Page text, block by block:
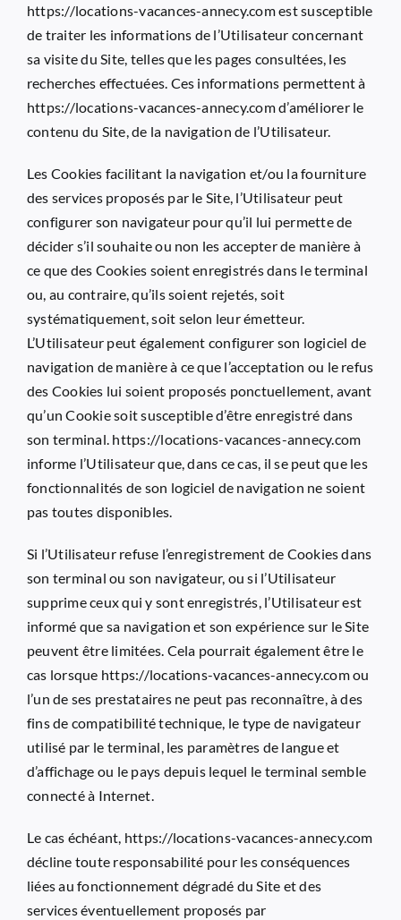
https://locations-vacances-annecy.comest susceptible
de traiter les informations de l’Utilisateur concernant
sa visite du Site, telles que les pages consultées, les
recherches effectuées. Ces informations permettent à
https://locations-vacances-annecy.comd’améliorer le
contenu du Site, de la navigation de l’Utilisateur.
Les Cookies facilitant la navigation et/ou la fourniture
des services proposés par le Site, l’Utilisateur peut
configurer son navigateur pour qu’il lui permette de
décider s’il souhaite ou non les accepter de manière à
ce que des Cookies soient enregistrés dans le terminal
ou, au contraire, qu’ils soient rejetés, soit
systématiquement, soit selon leur émetteur.
L’Utilisateur peut également configurer son logiciel de
navigation de manière à ce que l’acceptation ou le refus
des Cookies lui soient proposés ponctuellement, avant
qu’un Cookie soit susceptible d’être enregistré dans
son terminal. https://locations-vacances-annecy.com
informe l’Utilisateur que, dans ce cas, il se peut que les
fonctionnalités de son logiciel de navigation ne soient
pas toutes disponibles.
Si l’Utilisateur refuse l’enregistrement de Cookies dans
son terminal ou son navigateur, ou si l’Utilisateur
supprime ceux qui y sont enregistrés, l’Utilisateur est
informé que sa navigation et son expérience sur le Site
peuvent être limitées. Cela pourrait également être le
cas lorsque https://locations-vacances-annecy.comou
l’un de ses prestataires ne peut pas reconnaître, à des
fins de compatibilité technique, le type de navigateur
utilisé par le terminal, les paramètres de langue et
d’affichage ou le pays depuis lequel le terminal semble
connecté à Internet.
Le cas échéant, https://locations-vacances-annecy.com
décline toute responsabilité pour les conséquences
liées au fonctionnement dégradé du Site et des
services éventuellement proposés par